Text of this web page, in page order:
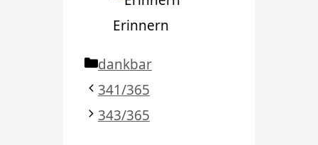
Erinnern
Kategorien
dankbar
341/365
343/365